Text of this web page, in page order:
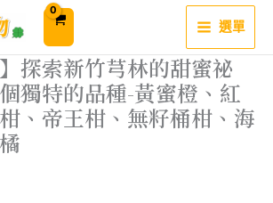
選單
】探索新竹芎林的甜蜜祕
獨特的品種-黃蜜橙、紅
、帝王柑、無籽桶柑、海